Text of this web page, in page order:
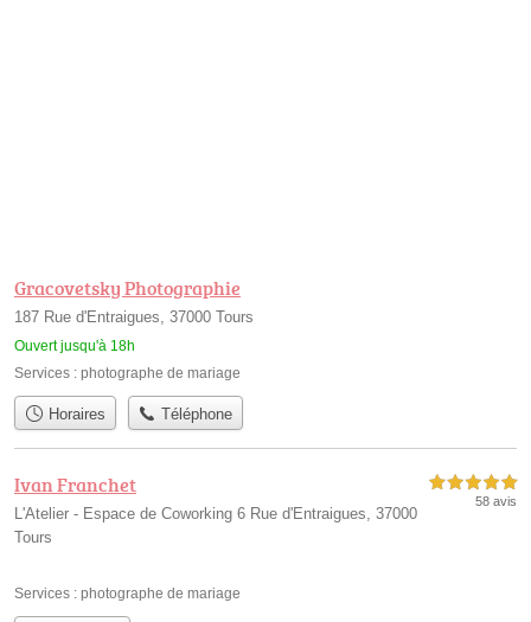
Gracovetsky Photographie
187 Rue d'Entraigues, 37000 Tours
Ouvert jusqu'à 18h
Services : photographe de mariage
Horaires Téléphone
Ivan Franchet
L'Atelier - Espace de Coworking 6 Rue d'Entraigues, 37000
Tours
5,0 étoiles sur 5
58 avis
Services : photographe de mariage